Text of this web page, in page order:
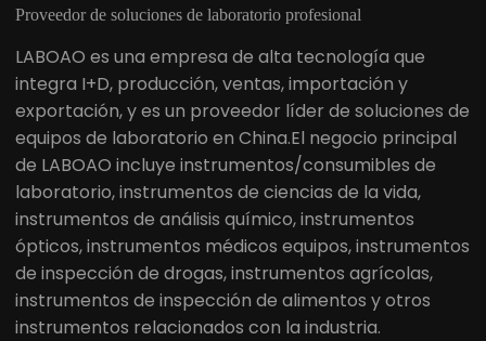
Proveedor de soluciones de laboratorio profesional
LABOAO es una empresa de alta tecnología que
integra I+D, producción, ventas, importación y
exportación, y es un proveedor líder de soluciones de
equipos de laboratorio en China.El negocio principal
de LABOAO incluye instrumentos/consumibles de
laboratorio, instrumentos de ciencias de la vida,
instrumentos de análisis químico, instrumentos
ópticos, instrumentos médicos equipos, instrumentos
de inspección de drogas, instrumentos agrícolas,
instrumentos de inspección de alimentos y otros
instrumentos relacionados con la industria.